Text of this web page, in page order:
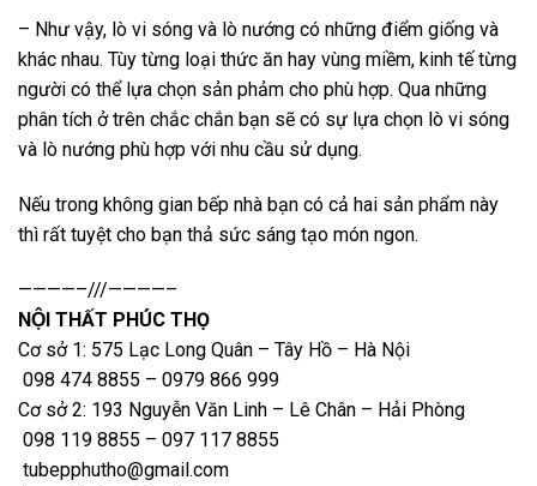
– Như vậy, lò vi sóng và lò nướng có những điểm giống và
khác nhau. Tùy từng loại thức ăn hay vùng miềm, kinh tế từng
người có thể lựa chọn sản phảm cho phù hợp. Qua những
phân tích ở trên chắc chắn bạn sẽ có sự lựa chọn lò vi sóng
và lò nướng phù hợp với nhu cầu sử dụng.
Nếu trong không gian bếp nhà bạn có cả hai sản phẩm này
thì rất tuyệt cho bạn thả sức sáng tạo món ngon.
————–///————–
NỘI THẤT PHÚC THỌ
Cơ sở 1: 575 Lạc Long Quân – Tây Hồ – Hà Nội
098 474 8855 – 0979 866 999
Cơ sở 2: 193 Nguyễn Văn Linh – Lê Chân – Hải Phòng
098 119 8855 – 097 117 8855
tubepphutho@gmail.com